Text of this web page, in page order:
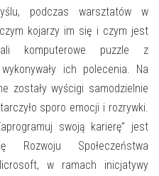
podczas warsztatów w
kojarzy im się i czym jest
komputerowe puzzle z
ich polecenia. Na
zostały wyścigi samodzielnie
sporo emocji i rozrywki.
swoją karierę” jest
Rozwoju Społeczeństwa
w ramach inicjatywy